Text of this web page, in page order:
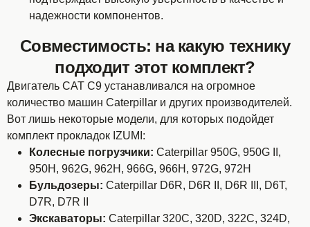
надежности компонентов.
Совместимость: на какую технику
подходит этот комплект?
Двигатель CAT C9 устанавливался на огромное
количество машин Caterpillar и других производителей.
Вот лишь некоторые модели, для которых подойдет
комплект прокладок IZUMI:
Колесные погрузчики: Caterpillar 950G, 950G II,
950H, 962G, 962H, 966G, 966H, 972G, 972H
Бульдозеры: Caterpillar D6R, D6R II, D6R III, D6T,
D7R, D7R II
Экскаваторы: Caterpillar 320C, 320D, 322C, 324D,